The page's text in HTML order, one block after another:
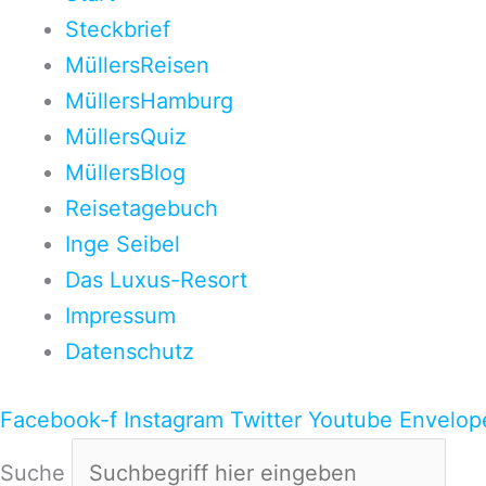
Steckbrief
MüllersReisen
MüllersHamburg
MüllersQuiz
MüllersBlog
Reisetagebuch
Inge Seibel
Das Luxus-Resort
Impressum
Datenschutz
Facebook-f Instagram Twitter Youtube
Suche